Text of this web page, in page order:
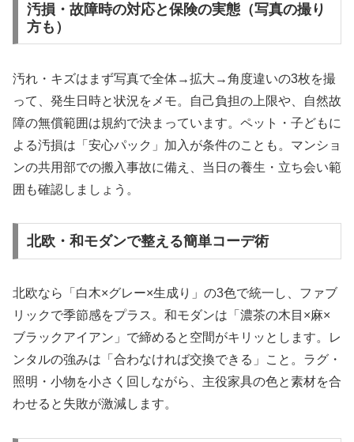
汚損・故障時の対応と保険の実態（写真の撮り
方も）
汚れ・キズはまず写真で全体→拡大→角度違いの3枚を撮
って、発生日時と状況をメモ。自己負担の上限や、自然故
障の無償範囲は規約で決まっています。ペット・子どもに
よる汚損は「安心パック」加入が条件のことも。マンショ
ンの共用部での搬入事故に備え、当日の養生・立ち会い範
囲も確認しましょう。
北欧・和モダンで整える簡単コーデ術
北欧なら「白木×グレー×生成り」の3色で統一し、ファブ
リックで季節感をプラス。和モダンは「濃茶の木目×麻×
ブラックアイアン」で締めると空間がキリッとします。レ
ンタルの強みは「合わなければ交換できる」こと。ラグ・
照明・小物を小さく回しながら、主役家具の色と素材を合
わせると失敗が激減します。